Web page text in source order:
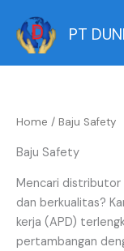
content
PT
Home / Baju Safety
Baju Safety
Mencari
dan berkualitas?
kerja (APD)
pertambangan